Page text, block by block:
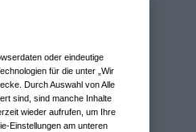
oder eindeutige
für die unter „Wir
Durch Auswahl von Alle
sind, sind manche Inhalte
wieder aufrufen, um Ihre
Einstellungen am unteren